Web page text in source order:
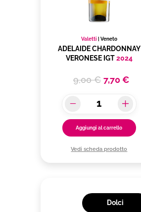
Valetti Veneto
ADELAIDE CHARDONNAY
VERONESE IGT2024
9,00 € 7,70 €
Aggiungi al carrello
Vedi scheda prodotto
Dolci